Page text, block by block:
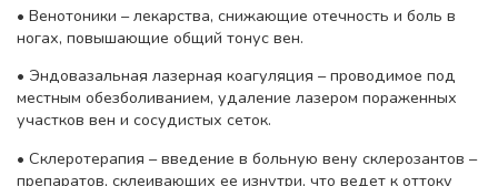
• Венотоники – лекарства, снижающие отечность и боль в
ногах, повышающие общий тонус вен.
• Эндовазальная лазерная коагуляция – проводимое под
местным обезболиванием, удаление лазером пораженных
участков вен и сосудистых сеток.
• Склеротерапия – введение в больную вену склерозантов –
препаратов, склеивающих ее изнутри, что ведет к оттоку